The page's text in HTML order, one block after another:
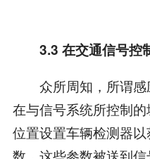
3.3 在交通信号控
众所周知，所谓感
在与信号系统所控制
位置设置车辆检测器